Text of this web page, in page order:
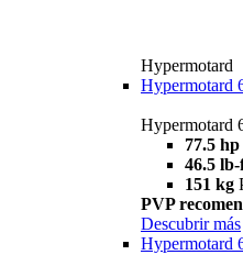
Hypermotard
Hypermotard
Hypermotard
77.5 hp
46.5
151 kg
PVP
Descubrir más
Hypermotard